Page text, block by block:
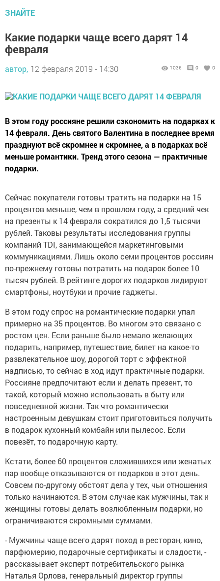
ЗНАЙТЕ
Какие подарки чаще всего дарят 14
февраля
автор, 12 февраля 2019 - 14:30 1036 0 0
В этом году россияне решили сэкономить на подарках к
14 февраля. День святого Валентина в последнее время
празднуют всё скромнее и скромнее, а в подарках всё
меньше романтики. Тренд этого сезона — практичные
подарки.
Сейчас покупатели готовы тратить на подарки на 15
процентов меньше, чем в прошлом году, а средний чек
на презенты к 14 февраля сократился до 1,5 тысячи
рублей. Таковы результаты исследования группы
компаний TDI, занимающейся маркетинговыми
коммуникациями. Лишь около семи процентов россиян
по-прежнему готовы потратить на подарок более 10
тысяч рублей. В рейтинге дорогих подарков лидируют
смартфоны, ноутбуки и прочие гаджеты.
В этом году спрос на романтические подарки упал
примерно на 35 процентов. Во многом это связано с
ростом цен. Если раньше было немало желающих
подарить, например, путешествие, билет на какое-то
развлекательное шоу, дорогой торт с эффектной
надписью, то сейчас в ход идут практичные подарки.
Россияне предпочитают если и делать презент, то
такой, который можно использовать в быту или
повседневной жизни. Так что романтически
настроенным девушкам стоит приготовиться получить
в подарок кухонный комбайн или пылесос. Если
повезёт, то подарочную карту.
Кстати, более 60 процентов сложившихся или женатых
пар вообще отказываются от подарков в этот день.
Совсем по-другому обстоят дела у тех, чьи отношения
только начинаются. В этом случае как мужчины, так и
женщины готовы делать возлюбленным подарки, но
ограничиваются скромными суммами.
- Мужчины чаще всего дарят поход в ресторан, кино,
парфюмерию, подарочные сертификаты и сладости, -
рассказывает эксперт потребительского рынка
Наталья Орлова, генеральный директор группы